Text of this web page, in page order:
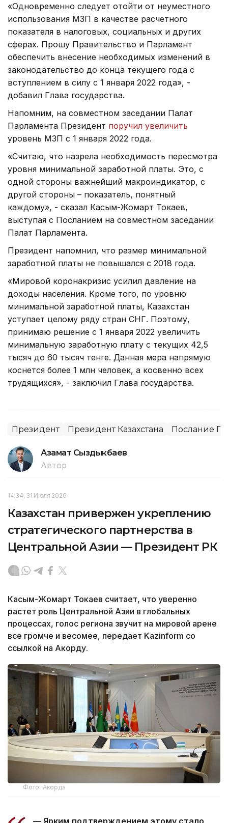
«Одновременно следует отойти от неуместного
использования МЗП в качестве расчетного
показателя в налоговых, социальных и других
сферах. Прошу Правительство и Парламент
обеспечить внесение необходимых изменений в
законодательство до конца текущего года с
вступлением в силу с 1 января 2022 года», -
добавил Глава государства.
Напомним, на совместном заседании Палат
Парламента Президент поручил увеличить
уровень МЗП с 1 января 2022 года.
«Считаю, что назрела необходимость пересмотра
уровня минимальной заработной платы. Это, с
одной стороны важнейший макроиндикатор, с
другой стороны – показатель, понятный
каждому», - сказал Касым-Жомарт Токаев,
выступая с Посланием на совместном заседании
Палат Парламента.
Президент напомнил, что размер минимальной
заработной платы не повышался с 2018 года.
«Мировой коронакризис усилил давление на
доходы населения. Кроме того, по уровню
минимальной заработной платы, Казахстан
уступает целому ряду стран СНГ. Поэтому,
принимаю решение с 1 января 2022 увеличить
минимальную заработную плату с текущих 42,5
тысяч до 60 тысяч тенге. Данная мера напрямую
коснется более 1 млн человек, а косвенно всех
трудящихся», - заключил Глава государства.
Президент Президент Казахстана Послание
Азамат Сыздыкбаев
Автор
14:34, 31 Июля 2026
Казахстан привержен укреплению
стратегического партнерства в
Центральной Азии — Президент РК
Касым-Жомарт Токаев считает, что уверенно
растет роль Центральной Азии в глобальных
процессах, голос региона звучит на мировой арене
все громче и весомее, передает Kazinform со
ссылкой на Акорду.
Фото: Акорда